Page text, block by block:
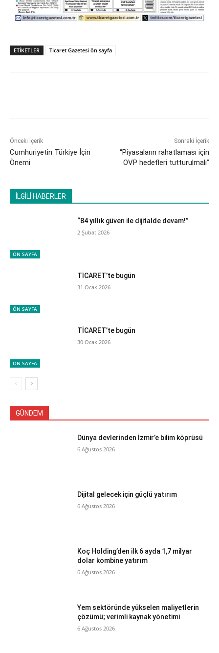
ETİKETLER Ticaret Gazetesi ön sayfa
Önceki İçerik
Cumhuriyetin Türkiye İçin
Önemi
Sonraki İçerik
“Piyasaların rahatlaması için
OVP hedefleri tutturulmalı”
İLGİLİ HABERLER
ÖN SAYFA
“84 yıllık güven ile dijitalde devam!”
2 Şubat 2026
ÖN SAYFA
TİCARET’te bugün
31 Ocak 2026
ÖN SAYFA
TİCARET’te bugün
30 Ocak 2026
GÜNDEM
Dünya devlerinden İzmir’e bilim köprüsü
6 Ağustos 2026
Dijital gelecek için güçlü yatırım
6 Ağustos 2026
Koç Holding’den ilk 6 ayda 1,7 milyar
dolar kombine yatırım
6 Ağustos 2026
Yem sektöründe yükselen maliyetlerin
çözümü; verimli kaynak yönetimi
6 Ağustos 2026